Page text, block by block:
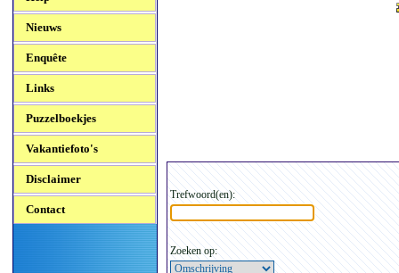
Nieuws
Enquête
Links
Puzzelboekjes
Vakantiefoto's
Disclaimer
Contact
Trefwoord(en):
Zoeken op: